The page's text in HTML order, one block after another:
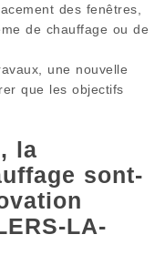
des fenêtres,
de chauffage ou de
une nouvelle
que les objectifs
la
sont-
LA-